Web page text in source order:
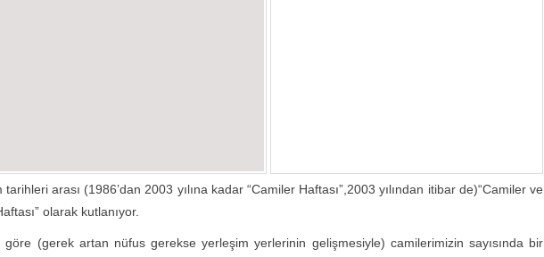
tarihleri arası (1986’dan 2003 yılına kadar “Camiler Haftası”,2003 yılından itibar de)“Camiler ve
olarak kutlanıyor.
göre (gerek artan nüfus gerekse yerleşim yerlerinin gelişmesiyle) camilerimizin sayısında bir